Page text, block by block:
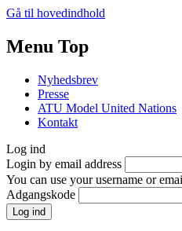
Gå til hovedindhold
Menu Top
Nyhedsbrev
Presse
ATU Model United Nations
Kontakt
Log ind
Login by email address
You can use your username or
Adgangskode